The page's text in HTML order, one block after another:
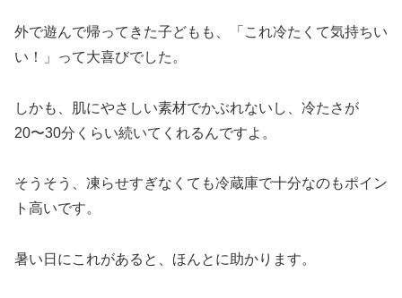
外で遊んで帰ってきた子どもも、「これ冷たくて気持ちい
い！」って大喜びでした。
しかも、肌にやさしい素材でかぶれないし、冷たさが
20〜30分くらい続いてくれるんですよ。
そうそう、凍らせすぎなくても冷蔵庫で十分なのもポイン
ト高いです。
暑い日にこれがあると、ほんとに助かります。